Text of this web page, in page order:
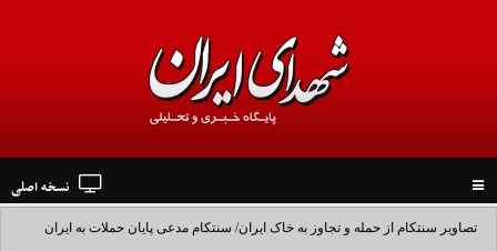
navigation
نسخه اصلی
تصاویر سنتکام از حمله و تجاوز به خاک ایران/ سنتکام مدعی پایان حملات به ایران